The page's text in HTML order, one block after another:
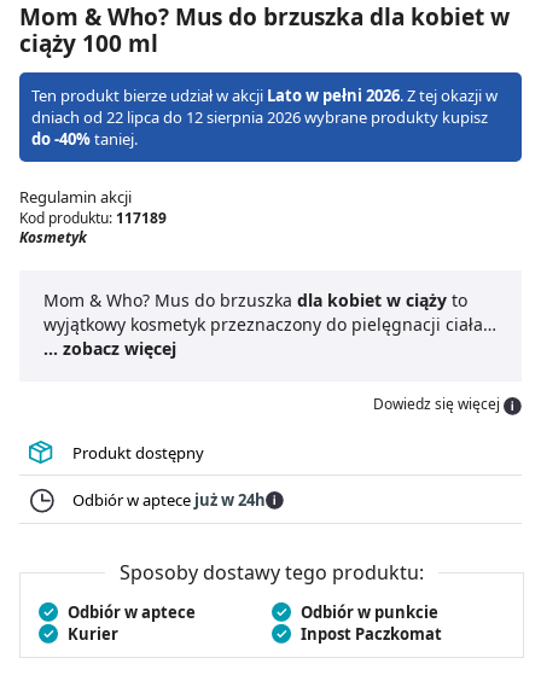
Mom & Who? Mus do brzuszka dla kobiet w
ciąży 100 ml
Ten produkt bierze udział w akcji Lato w pełni 2026. Z tej okazji w
dniach od 22 lipca do 12 sierpnia 2026 wybrane produkty kupisz
do -40%taniej.
Regulamin akcji
Kod produktu: 117189
Kosmetyk
Mom & Who? Mus do brzuszka dla kobiet w ciąży to
wyjątkowy kosmetyk przeznaczony do pielęgnacji ciała
dla pań w okresie ciąży. Produkt bogaty jest w składniki,
Mus do brzuszka dla kobiet w ciąży Mom & Who?
jędrność i elastyczność. Kosmetyk świetnie radzi sobie z
rozstępami i zapobiega powstawaniu nowych. To dobry
wybór również dla kobiet po porodzie.
... zobacz więcej
Dowiedz się więcej
Produkt dostępny
Odbiór w aptece już w 24h
Sposoby dostawy tego produktu:
Odbiór w aptece
Odbiór w punkcie
Kurier
Inpost Paczkomat